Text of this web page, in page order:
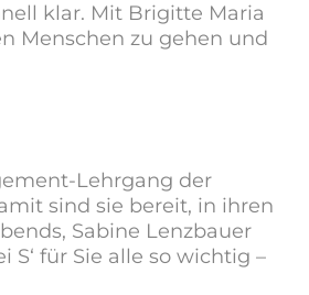
klar. Mit Brigitte Maria
Menschen zu gehen und
Lehrgang der
sind sie bereit, in ihren
Sabine Lenzbauer
für Sie alle so wichtig –